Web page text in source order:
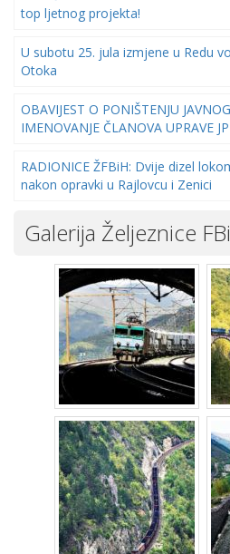
top ljetnog projekta!
U subotu 25. jula izmjene u Redu
Otoka
OBAVIJEST O PONIŠTENJU
IMENOVANJE ČLANOVA UPRAVE
RADIONICE ŽFBiH: Dvije dizel
nakon opravki u Rajlovcu i Zenici
Galerija Željeznice